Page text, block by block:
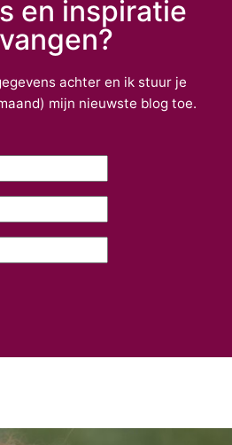
en inspiratie
achter en ik stuur je
mijn nieuwste blog toe.